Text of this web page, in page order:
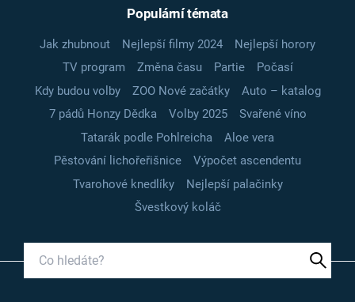
Populární témata
Jak zhubnout Nejlepší filmy 2024
Nejlepší horory
TV program
Změna času Partie
Počasí
Kdy budou volby
ZOO Nové začátky
Auto – katalog
7 pádů Honzy Dědka
Volby 2025
Svařené víno
Tatarák podle Pohlreicha
Aloe vera
Pěstování lichořeřišnice
Výpočet ascendentu
Tvarohové knedlíky
Nejlepší palačinky
Švestkový koláč